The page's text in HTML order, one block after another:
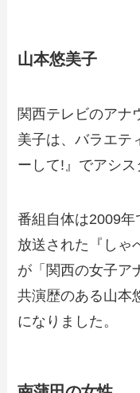
山本悠美子
関西テレビのアナ
美子は、バラエテ
ーして!』でアシス
番組自体は2009
放送された『しゃ
が「関西の女子ア
共演歴のある山本
になりました。